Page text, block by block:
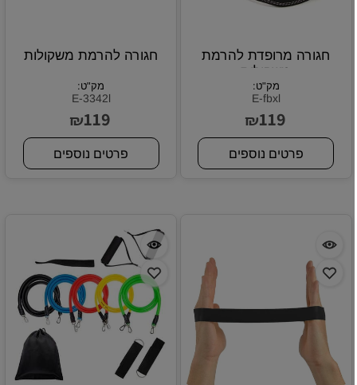
חגורה מרופדת להרמת
משקולות
מק"ט:
E-fbxl
₪119
פרטים נוספים
חגורה להרמת משקולות
מק"ט:
E-3342l
₪119
פרטים נוספים